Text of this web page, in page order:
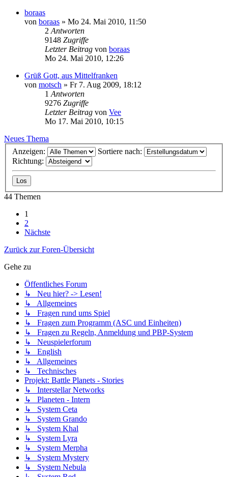
boraas
von boraas » Mo 24. Mai 2010, 11:50
2 Antworten
9148 Zugriffe
Letzter Beitrag von boraas
Mo 24. Mai 2010, 12:26
Grüß Gott, aus Mittelfranken
von motsch » Fr 7. Aug 2009, 18:12
1 Antworten
9276 Zugriffe
Letzter Beitrag von Vee
Mo 17. Mai 2010, 10:15
Neues Thema
Anzeigen:
Sortiere nach:
Richtung:
44 Themen
1
2
Nächste
Zurück zur Foren-Übersicht
Gehe zu
Öffentliches Forum
↳ Neu hier? -> Lesen!
↳ Allgemeines
↳ Fragen rund ums Spiel
↳ Fragen zum Programm (ASC und Einheiten)
↳ Fragen zu Regeln, Anmeldung und PBP-System
↳ Neuspielerforum
↳ English
↳ Allgemeines
↳ Technisches
Projekt: Battle Planets - Stories
↳ Interstellar Networks
↳ Planeten - Intern
↳ System Ceta
↳ System Grando
↳ System Khal
↳ System Lyra
↳ System Merpha
↳ System Mystery
↳ System Nebula